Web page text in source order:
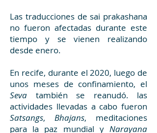
Las traducciones de sai prakashana
no fueron afectadas durante este
tiempo y se vienen realizando
desde enero.
En recife, durante el 2020, luego de
unos meses de confinamiento, el
Seva también se reanudó. las
actividades llevadas a cabo fueron
Satsangs, Bhajans, meditaciones
para la paz mundial y Narayana